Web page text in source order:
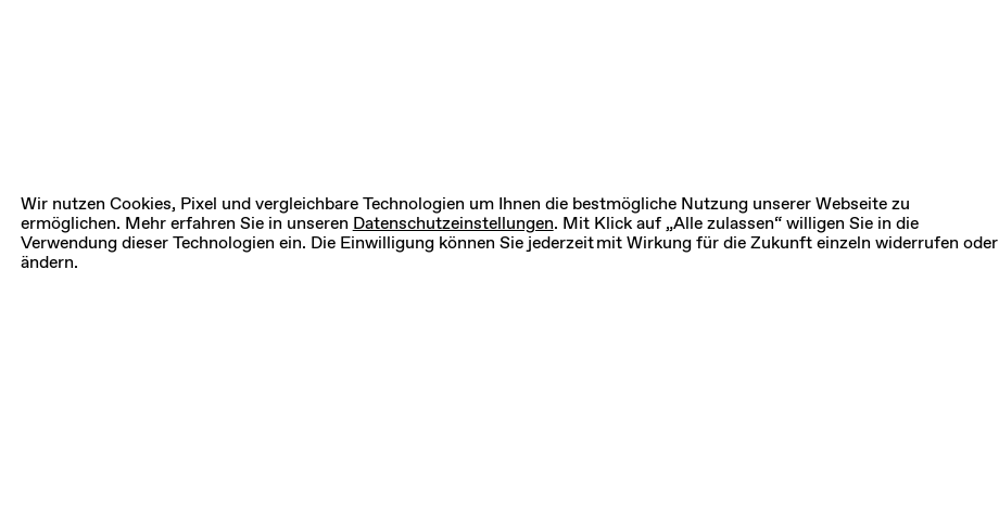
Wir nutzen Cookies, Pixel und vergleichbare Technologien um Ihnen die bestmögliche Nutzung unserer Webseite zu
ermöglichen. Mehr erfahren Sie in unseren Datenschutzeinstellungen. Mit Klick auf „Alle zulassen“ willigen Sie in die
Verwendung dieser Technologien ein. Die Einwilligung können Sie jederzeit mit Wirkung für die Zukunft einzeln widerrufen oder
ändern.